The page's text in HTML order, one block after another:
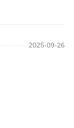
2025-09-26